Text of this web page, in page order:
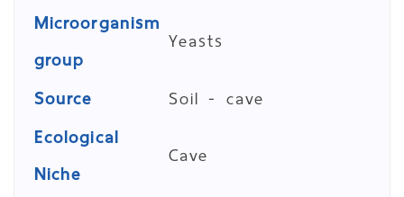
Microorganism
group
Yeasts
Source
Soil - cave
Ecological
Niche
Cave